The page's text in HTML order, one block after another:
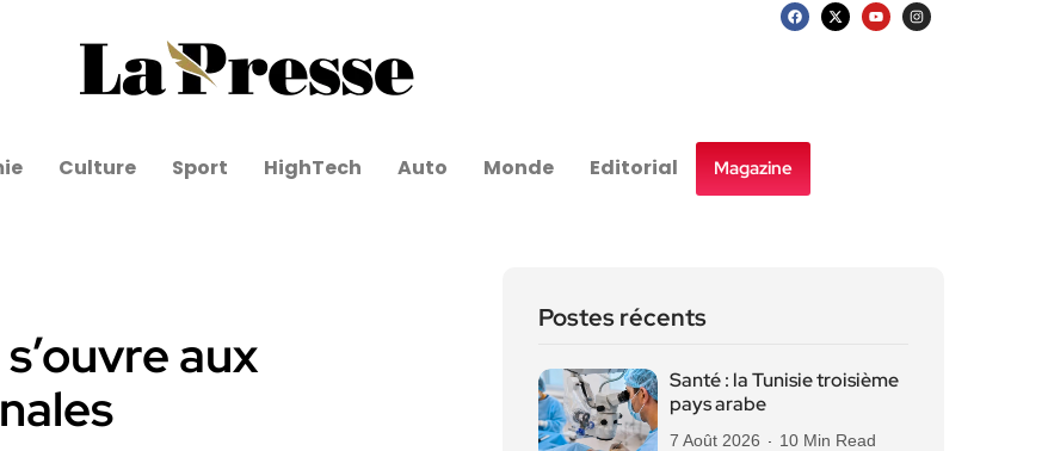
Culture Sport HighTech Auto Monde Editorial Magazine
aux
Postes récents
Santé : la Tunisie troisième
pays arabe
7 Août 2026 10 Min Read